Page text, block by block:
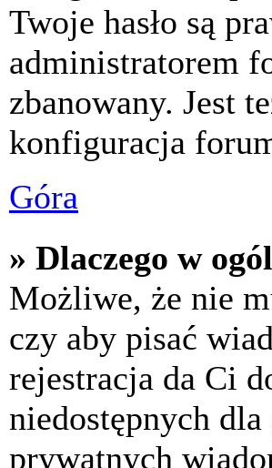
Twoje hasło są
administratorem
zbanowany. Jest
konfiguracja
Góra
» Dlaczego w
Możliwe, że nie
czy aby pisać
rejestracja da Ci
niedostępnych
prywatnych